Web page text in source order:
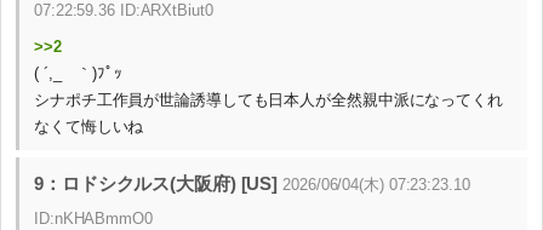
07:22:59.36 ID:ARXtBiut0
>>2
( ´,_ゝ｀)ﾌﾟｯ
シナポチ工作員が世論誘導しても日本人が全然親中派になってくれ
なくて悔しいね
9：ロドシクルス(大阪府) [US] 2026/06/04(木) 07:23:23.10
ID:nKHABmmO0